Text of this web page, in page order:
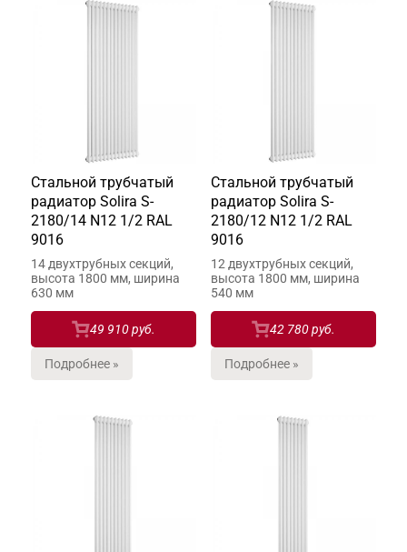
Стальной трубчатый
радиатор Solira S-
2180/14 N12 1/2 RAL
9016
14 двухтрубных секций,
высота 1800 мм, ширина
630 мм
49 910 руб.
Подробнее »
Стальной трубчатый
радиатор Solira S-
2180/12 N12 1/2 RAL
9016
12 двухтрубных секций,
высота 1800 мм, ширина
540 мм
42 780 руб.
Подробнее »